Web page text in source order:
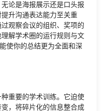
论是海报展示还是口头报
升沟通表达能力至关重
观察会议的组织、奖项的
解学术圈的运行规则与文
使你的总结更为全面和深
重要的学术训练。它迫使
，将碎片化的信息整合成